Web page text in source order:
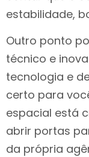
estabilidade,
Outro ponto
técnico e
tecnologia e
certo para
espacial está
abrir portas
da própria